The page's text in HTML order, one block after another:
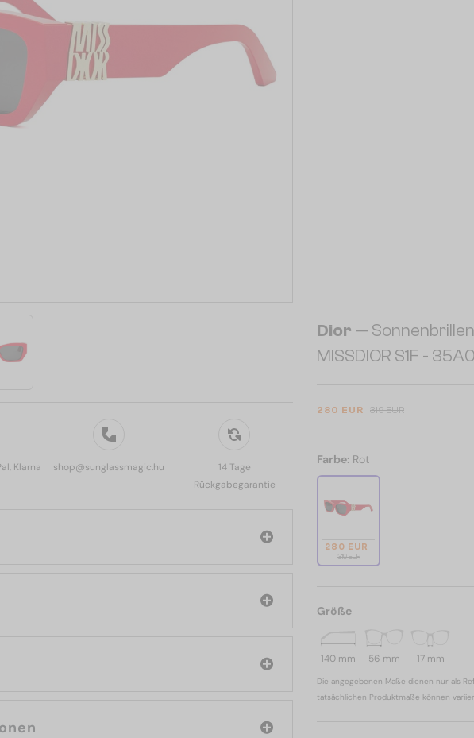
Klarna shop@sunglassmagic.hu
14 Tage
Rückgabegarantie
Dior — Sonnenbrillen
MISSDIOR S1F -
280 EUR 319 EUR
Farbe: Rot
280 EUR
319 EUR
Größe
140 mm 56 mm 17 mm
Die angegebenen Maße dienen nur als
tatsächlichen Produktmaße können